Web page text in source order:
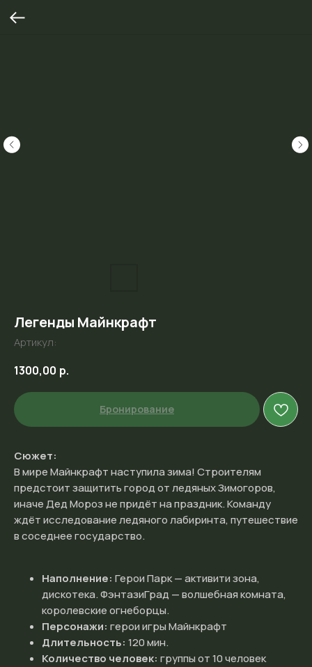
Легенды Майнкрафт
Артикул:
1300,00 р.
Бронирование
Сюжет:
В мире Майнкрафт наступила зима! Строителям
предстоит защитить город от ледяных Зимогоров,
иначе Дед Мороз не придёт на праздник. Команду
ждёт исследование ледяного лабиринта, путешествие
в соседнее государство.
Наполнение: Герои Парк — активити зона,
дискотека. ФэнтазиГрад — волшебная комната,
королевские огнеборцы.
Персонажи: герои игры Майнкрафт
Длительность: 120 мин.
Количество человек: группы от 10 человек